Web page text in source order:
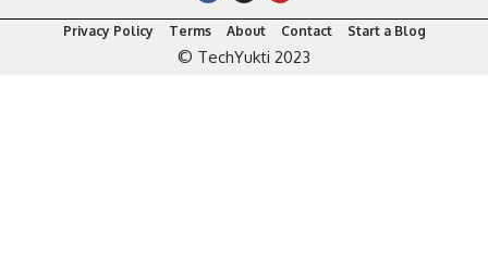
Privacy Policy Terms About Contact Start a Blog
© TechYukti 2023